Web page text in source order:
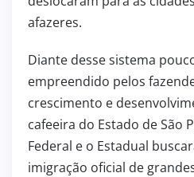
afazeres.
Diante desse sistema
empreendido pelos
crescimento e
cafeeira do Estado de São
Federal e o Estadual
imigração oficial de